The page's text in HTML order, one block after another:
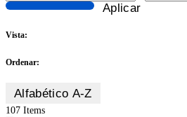
Aplicar
Vista:
Ordenar:
Alfabético A-Z
107 Items